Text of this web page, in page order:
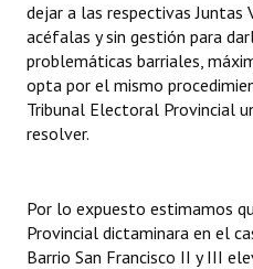
Reconocimientos - Registro
Bariloche, Municipio
Entrega de distinciones
dejar a las respectivas Juntas
acéfalas y sin gestión para
problemáticas barriales,
opta por el mismo
Tribunal Electoral Provincial
resolver.
Por lo expuesto estimamos
Provincial dictaminara en el
Barrio San Francisco II y III